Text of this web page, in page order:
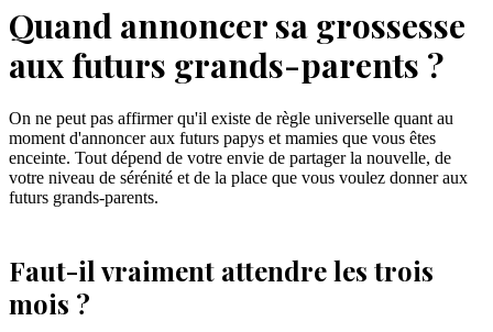
Quand annoncer sa grossesse
aux futurs grands-parents ?
On ne peut pas affirmer qu'il existe de règle universelle quant au
moment d'annoncer aux futurs papys et mamies que vous êtes
enceinte. Tout dépend de votre envie de partager la nouvelle, de
votre niveau de sérénité et de la place que vous voulez donner aux
futurs grands-parents.
Faut-il vraiment attendre les trois
mois ?